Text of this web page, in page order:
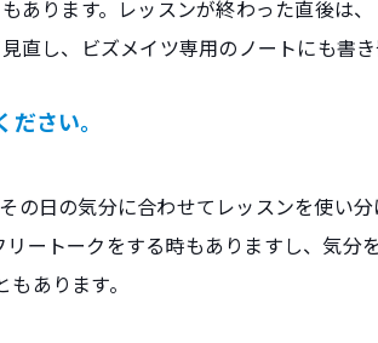
あります。レッスンが終わった直後は
直し、ビズメイツ専用のノートにも書
さい。
日の気分に合わせてレッスンを使い分
ートークをする時もありますし、気分
あります。